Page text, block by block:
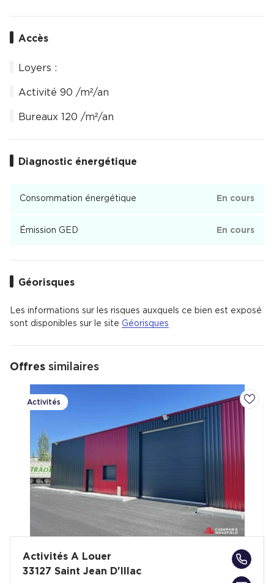
Accès
Loyers :
Activité 90 /m²/an
Bureaux 120 /m²/an
Diagnostic énergétique
Consommation énergétique En cours
Émission GED En cours
Géorisques
Les informations sur les risques auxquels ce bien est exposé
sont disponibles sur le site Géorisques
Offres similaires
Activités
Activités A Louer
33127 Saint Jean D'Illac